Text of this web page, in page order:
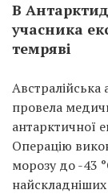
В
учасника
темряві
Австралійська
провела
антарктичної
Операцію
морозу до -43
найскладніших